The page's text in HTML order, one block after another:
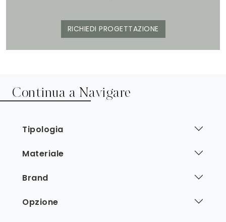
RICHIEDI PROGETTAZIONE
Continua a Navigare
Tipologia
Materiale
Brand
Opzione